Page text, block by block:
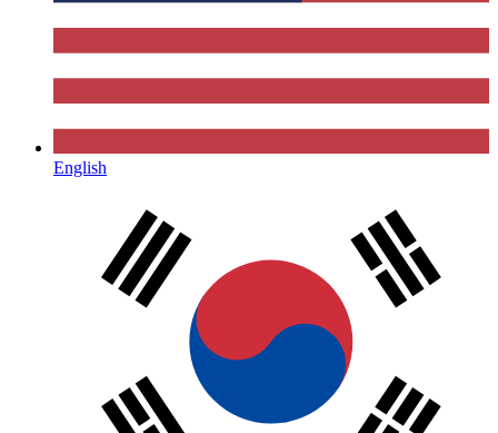
English